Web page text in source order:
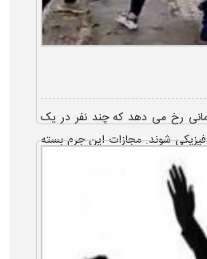
رخ می‌ دهد که چند نفر در یک
شوند. مجازات این جرم بسته
شود و برای شرکت‌ کنندگان اعمال می‌